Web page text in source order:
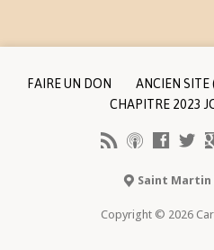
FAIRE UN DON ANCIEN SITE
CHAPITRE 2023
Saint Martin
Copyright © 2026